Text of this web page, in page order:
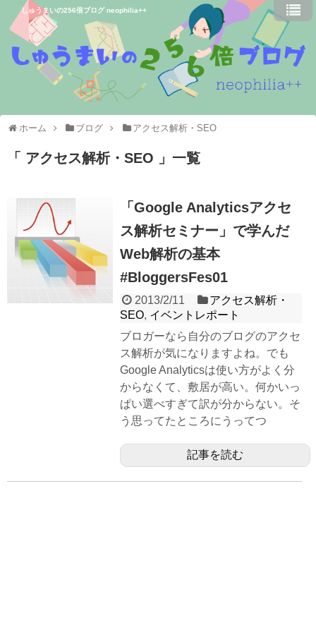
しゅうまいの256倍ブログ neophilia++
ホーム ブログ アクセス解析・SEO
アクセス解析・SEO 一覧
「Google Analyticsアクセ
ス解析セミナー」で学んだ
Web解析の基本
#BloggersFes01
2013/2/11
アクセス解析・
SEO, イベントレポート
ブロガーなら自分のブログのアクセ
ス解析が気になりますよね。でも
Google Analyticsは使い方がよく分
からなくて、敷居が高い。何かいっ
ぱい選べすぎて訳が分からない。そ
う思ってたところにうってつ
記事を読む